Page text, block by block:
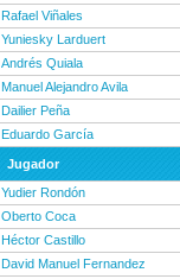
Rafael Viñales
Yuniesky Larduert
Andrés Quiala
Manuel Alejandro Avila
Dailier Peña
Eduardo García
Jugador
Yudier Rondón
Oberto Coca
Héctor Castillo
David Manuel Fernandez